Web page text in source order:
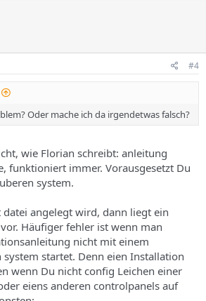
#4
Oder mache ich da irgendetwas falsch?
wie Florian schreibt: anleitung
funktioniert immer. Vorausgesetzt Du
system.
angelegt wird, dann liegt ein
Häufiger fehler ist wenn man
nicht mit einem
system startet. Denn eien Installation
wenn Du nicht config Leichen einer
eiens anderen controlpanels auf